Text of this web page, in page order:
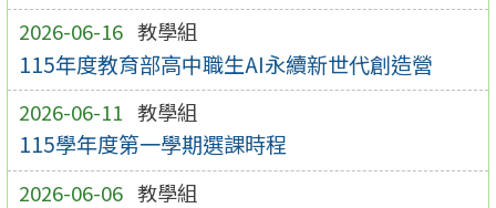
2026-06-16 教學組
115年度教育部高中職生AI永續新世代創造營
2026-06-11 教學組
115學年度第一學期選課時程
2026-06-06 教學組